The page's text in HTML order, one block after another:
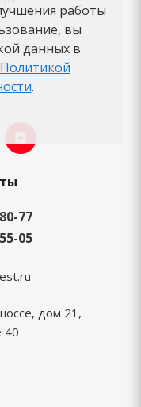
77
05
дом 21,
40
работы
вы
данных в
Политикой
.